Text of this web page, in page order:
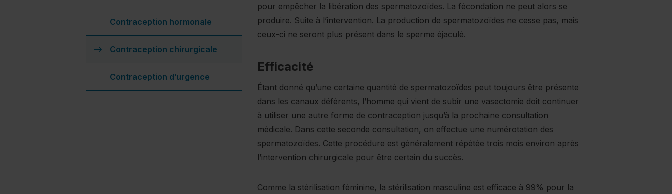
Contraception hormonale
Contraception chirurgicale
Contraception d’urgence
pour empêcher la libération des spermatozoïdes. La fécondation ne peut alors se
produire. Suite à l’intervention. La production de spermatozoïdes ne cesse pas, mais
ceux-ci ne seront plus présent dans le sperme éjaculé.
Efficacité
Étant donné qu’une certaine quantité de spermatozoïdes peut toujours être présente
dans les canaux déférents, l’homme qui vient de subir une vasectomie doit continuer
à utiliser une autre forme de contraception jusqu’à la prochaine consultation
médicale. Dans cette seconde consultation, on effectue une numérotation des
spermatozoïdes. Cette procédure est généralement répétée trois mois environ après
l’intervention chirurgicale pour être certain du succès.
Comme la stérilisation féminine, la stérilisation masculine est efficace à 99% pour la